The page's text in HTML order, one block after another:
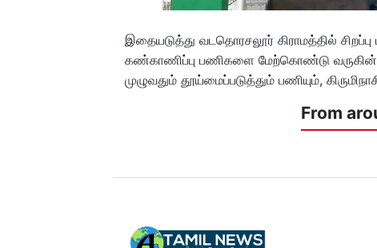
இதையடுத்து வடதொரசலூர் கிராமத்தில்
கண்காணிப்பு பணிகளை மேற்கொண்டு
முழுவதும் தூய்மைப்படுத்தும் பணியும்,
From